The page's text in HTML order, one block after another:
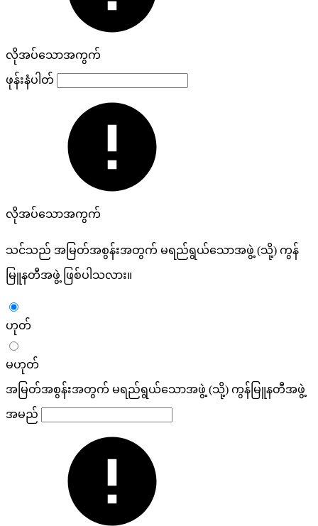
လိုအပ်သောအကွက်
ဖုန်းနံပါတ်
လိုအပ်သောအကွက်
သင်သည် အမြတ်အစွန်းအတွက် မရည်ရွယ်သောအဖွဲ့ (သို့) ကွန်
မြူနတီအဖွဲ့ ဖြစ်ပါသလား။
ဟုတ်
မဟုတ်
အမြတ်အစွန်းအတွက် မရည်ရွယ်သောအဖွဲ့ (သို့) ကွန်မြူနတီအဖွဲ့
အမည်